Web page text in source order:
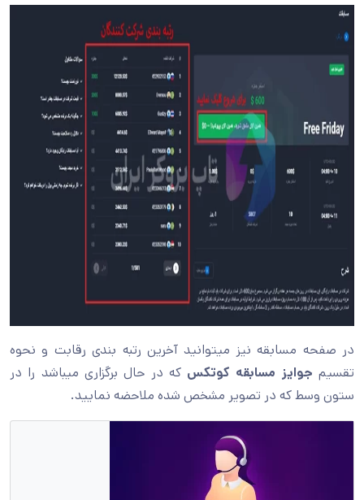
در صفحه مسابقه نیز میتوانید آخرین رتبه بندی رقابت و نحوه
تقسیمجوایز مسابقه کوتکس که در حال برگزاری میباشد را در
ستون وسط که در تصویر مشخص شده ملاحضه نمایید.